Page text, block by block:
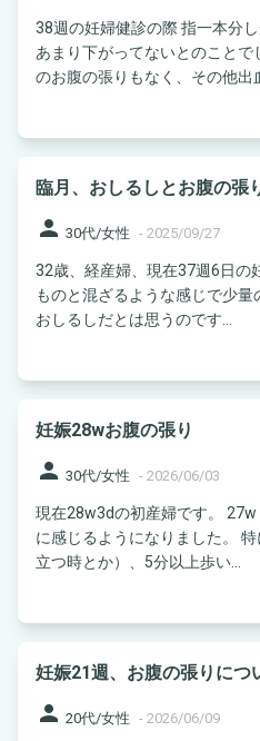
38週の妊婦健診の際 指一本分
あまり下がってないとのこと
のお腹の張りもなく、その他出
臨月、おしるしとお腹の張
person 30代/女性 - 2025/09/27
32歳、経産婦、現在37週6日の
ものと混ざるような感じで少量
おしるしだとは思うのです...
妊娠28wお腹の張り
person 30代/女性 - 2026/06/03
現在28w3dの初産婦です。
に感じるようになりました。
立つ時とか）、5分以上歩い...
妊娠21週、お腹の張りにつ
person 20代/女性 - 2026/06/09